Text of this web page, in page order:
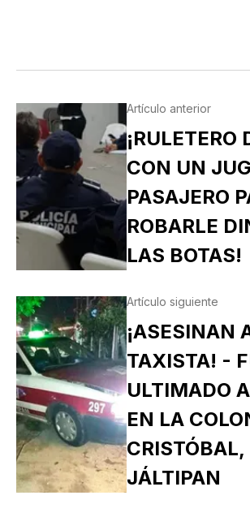
Artículo anterior
¡RULETERO
CON UN
PASAJERO
ROBARLE
LAS BOTAS!
Artículo siguiente
¡ASESINAN
TAXISTA! -
ULTIMADO
EN LA
CRISTÓBAL,
JÁLTIPAN